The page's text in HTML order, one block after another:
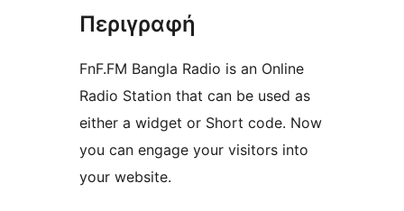
Περιγραφή
FnF.FM Bangla Radio is an Online
Radio Station that can be used as
either a widget or Short code. Now
you can engage your visitors into
your website.